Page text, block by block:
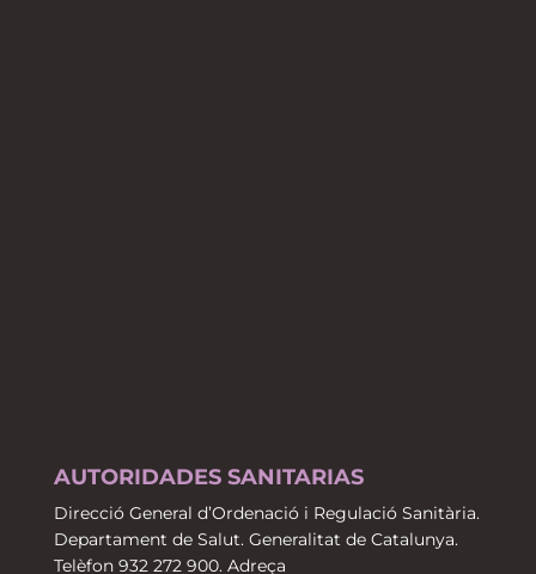
AUTORIDADES SANITARIAS
Direcció General d’Ordenació i Regulació Sanitària.
Departament de Salut. Generalitat de Catalunya.
Telèfon 932 272 900. Adreça